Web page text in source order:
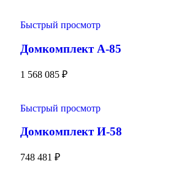
Быстрый просмотр
Домкомплект А-85
1 568 085 ₽
Быстрый просмотр
Домкомплект И-58
748 481 ₽